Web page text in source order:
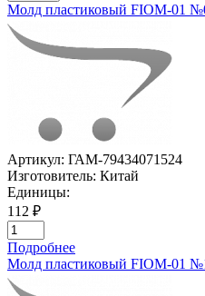
Молд пластиковый FIOM-01
Артикул: ГАМ-79434071524
Изготовитель: Китай
Единицы:
112 ₽
Подробнее
Молд пластиковый FIOM-01